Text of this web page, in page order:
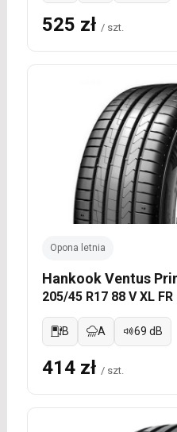
525 zł / szt.
Opona letnia
Hankook Ventus
205/45 R17 88 V XL FR
B A 69 dB
414 zł / szt.